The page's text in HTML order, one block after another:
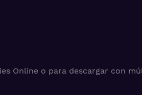
Online o para descargar con